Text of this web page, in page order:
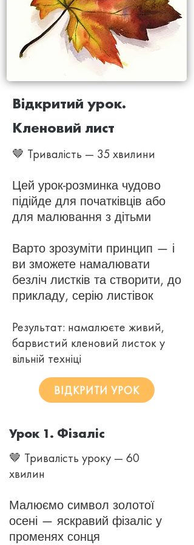
Відкритий урок.
Кленовий лист
🤎 Тривалість — 35 хвилини
Цей урок-розминка чудово
підійде для початківців або
для малювання з дітьми
Варто зрозуміти принцип — і
ви зможете намалювати
безліч листків та створити, до
прикладу, серію листівок
Результат: намалюєте живий,
барвистий кленовий листок у
вільній техніці
ВІДКРИТИ УРОК
Урок 1. Фізаліс
🤎 Тривалість уроку — 60
хвилин
Малюємо символ золотої
осені — яскравий фізаліс у
променях сонця